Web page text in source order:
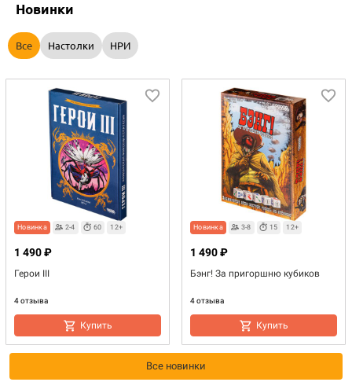
Новинки
Все Настолки НРИ
Новинка 2-4 60 12+
Герои III
4 отзыва
1 490 ₽
Купить
Новинка 3-8 15 12+
Бэнг! За пригоршню кубиков
4 отзыва
1 490 ₽
Купить
Все новинки